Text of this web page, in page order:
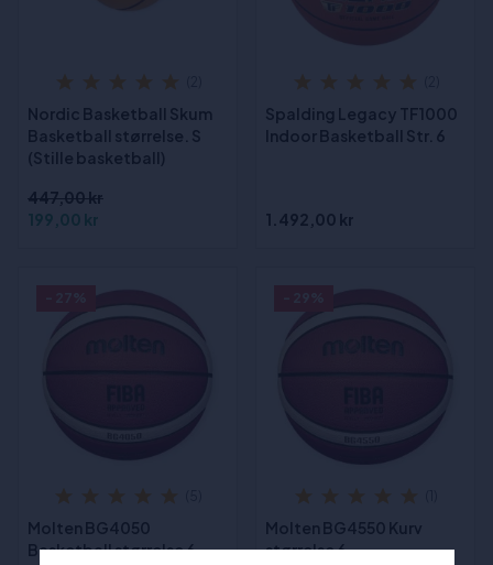
Nordic Basketball Skum
Basketball størrelse. S
(Stille basketball)
447,00 kr
199,00 kr
Spalding Legacy TF1000
Indoor Basketball Str. 6
1.492,00 kr
Molten BG4050
Basketball størrelse 6
Molten BG4550 Kurv
størrelse 6